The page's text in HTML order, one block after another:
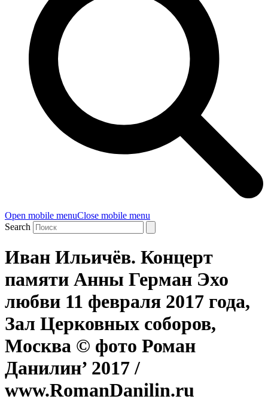
Open mobile menuClose mobile menu
Search
Иван Ильичёв. Концерт
памяти Анны Герман Эхо
любви 11 февраля 2017 года,
Зал Церковных соборов,
Москва © фото Роман
Данилин’ 2017 /
www.RomanDanilin.ru